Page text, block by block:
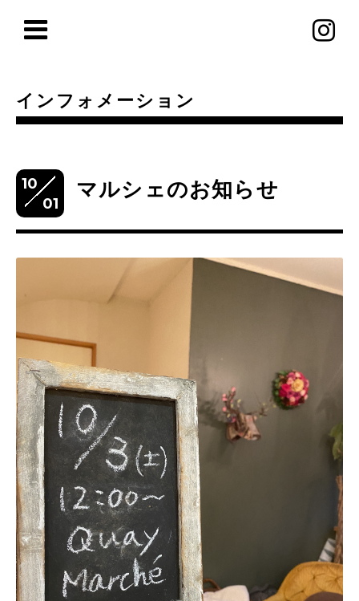
インフォメーション
10
01
マルシェのお知らせ